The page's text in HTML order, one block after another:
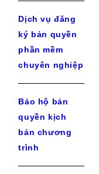
Dịch vụ đăng
ký bản quyền
phần mềm
chuyên nghiệp
Bảo hộ bản
quyền kịch
bản chương
trình